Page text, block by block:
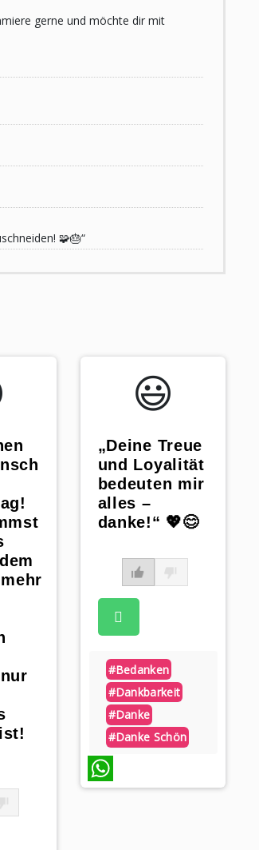
gerne und möchte dir mit
🧩🎂“
😃️
„Deine Treue
und Loyalität
bedeuten mir
alles –
danke!“ 💖😊
#bedanken
#dankbarkeit
#danke
#danke Schön